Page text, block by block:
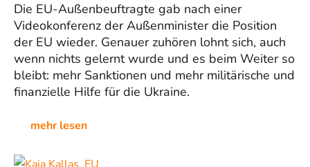
Die EU-Außenbeuftragte gab nach einer
Videokonferenz der Außenminister die Position
der EU wieder. Genauer zuhören lohnt sich, auch
wenn nichts gelernt wurde und es beim Weiter so
bleibt: mehr Sanktionen und mehr militärische und
finanzielle Hilfe für die Ukraine.
mehr lesen